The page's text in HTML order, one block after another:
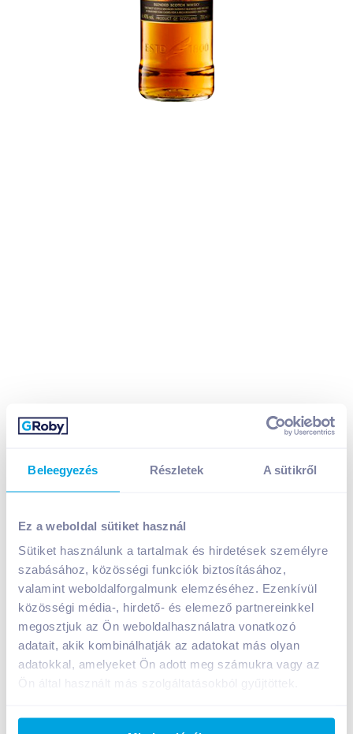
Beleegyezés Részletek A sütikről
Ez a weboldal sütiket használ
Sütiket használunk a tartalmak és hirdetések személyre
szabásához, közösségi funkciók biztosításához,
valamint weboldalforgalmunk elemzéséhez. Ezenkívül
közösségi média-, hirdető- és elemező partnereinkkel
megosztjuk az Ön weboldalhasználatra vonatkozó
adatait, akik kombinálhatják az adatokat más olyan
adatokkal, amelyeket Ön adott meg számukra vagy az
The Famous Grouse skót whisky 0,7 l 40%
Nettó eladási ár: 6 291Ft /db(27% áfa)
Visszaváltási díj: 50 Ft/db
Kosárba
1 karton = 6 db